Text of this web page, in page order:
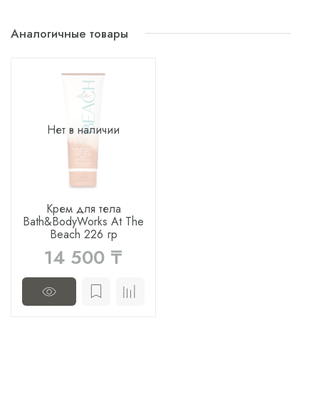
Аналогичные товары
Нет в наличии
Крем для тела
Bath&BodyWorks At The
Beach 226 гр
14 500 ₸